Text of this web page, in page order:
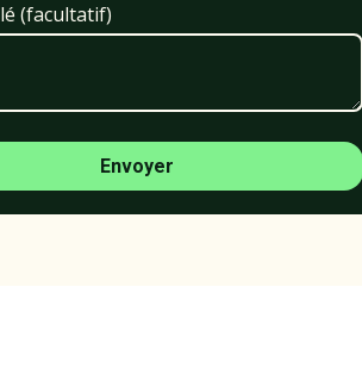
(facultatif)
Envoyer